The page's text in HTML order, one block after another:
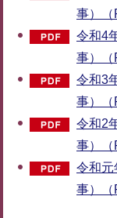
事）（
令和4
事）（
令和3
事）（
令和2
事）（
令和元
事）（